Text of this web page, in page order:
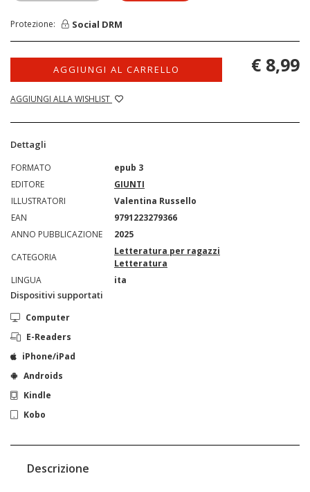
Protezione: Social DRM
AGGIUNGI AL CARRELLO
AGGIUNGI ALLA WISHLIST
€ 8,99
Dettagli
FORMATO
epub 3
EDITORE
GIUNTI
ILLUSTRATORI
Valentina Russello
EAN
9791223279366
ANNO PUBBLICAZIONE
2025
CATEGORIA
Letteratura per ragazzi
Letteratura
LINGUA
ita
Dispositivi supportati
Computer
E-Readers
iPhone/iPad
Androids
Kindle
Kobo
Descrizione